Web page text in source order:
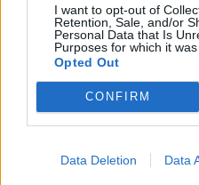
I want to opt-out of
Retention, Sale, and/or
Personal Data that Is
Purposes for which it was
Opted Out
CONFIRM
Data Deletion Data
07/08/2026 - 15:21 ΟΙΚΟΝΟΜΙΑ
Χρηματιστήριο: Στις
Δείκτης Τιμών, με οριακή
07/08/2026 - 11:38 ΟΙΚΟΝΟΜΙΑ